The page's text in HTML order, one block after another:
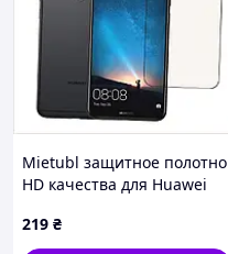
Mietubl защитное полотно
HD качества для Huawei
219 ₴